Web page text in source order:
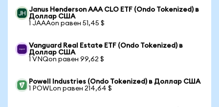
Janus Henderson AAA CLO ETF (Ondo Tokenized) в
Доллар США
1 JAAAon равен 51,45 $
Vanguard Real Estate ETF (Ondo Tokenized) в
Доллар США
1 VNQon равен 99,62 $
Powell Industries (Ondo Tokenized) в Доллар США
1 POWLon равен 214,64 $